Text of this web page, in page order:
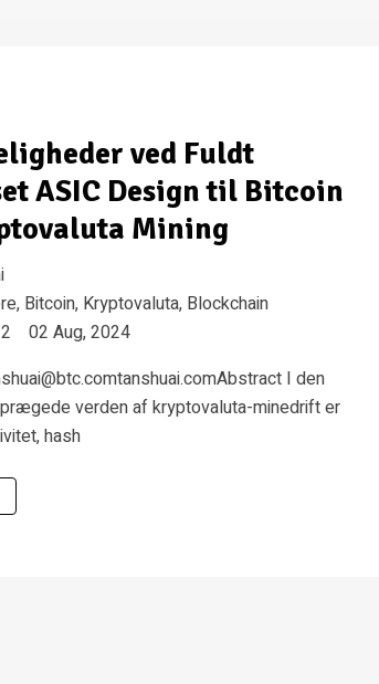
ved Fuldt
ASIC Design til Bitcoin
Mining
, Bitcoin, Kryptovaluta, Blockchain
02 Aug, 2024
I den
verden af kryptovaluta-minedrift er
hash